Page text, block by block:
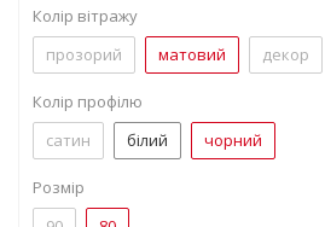
Колір вітражу
прозорий
матовий декор
Колір профілю
сатин
білий чорний
Розмір